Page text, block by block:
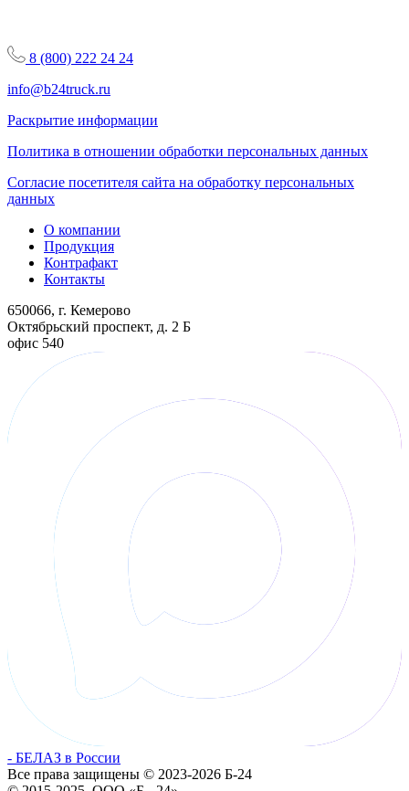
8 (800) 222 24 24
info@b24truck.ru
Раскрытие информации
Политика в отношении обработки персональных данных
Согласие посетителя сайта на обработку персональных
данных
О компании
Продукция
Контрафакт
Контакты
650066, г. Кемерово
Октябрьский проспект, д. 2 Б
офис 540
- БЕЛАЗ в России
Все права защищены © 2023-2026 Б-24